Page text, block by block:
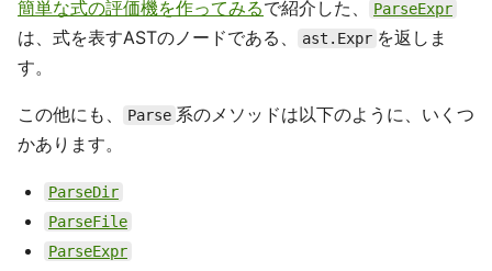
簡単な式の評価機を作ってみるで紹介した、 ParseExpr
は、式を表すASTのノードである、 ast.Expr を返しま
す。
この他にも、 Parse 系のメソッドは以下のように、いくつ
かあります。
ParseDir
ParseFile
ParseExpr